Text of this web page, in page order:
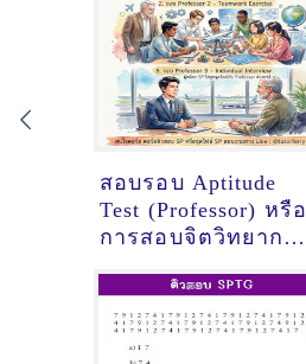
สอบรอบ Aptitude
Test (Professor) หรือ
การสอบจิตวิทยาการ